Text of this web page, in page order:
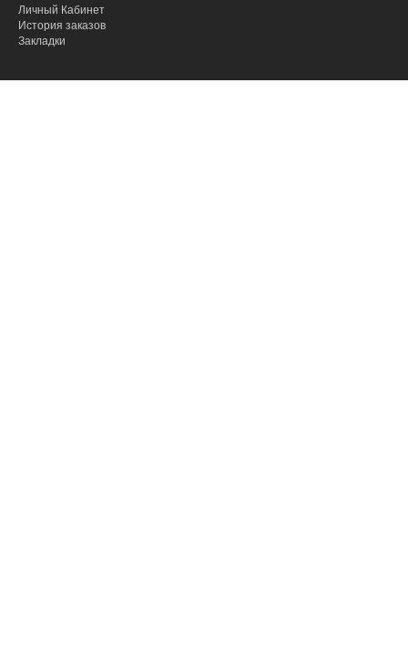
Личный Кабинет
История заказов
Закладки